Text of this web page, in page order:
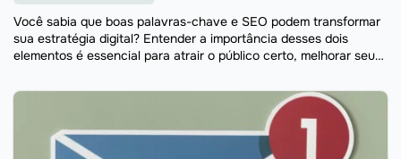
Você sabia que boas palavras-chave e SEO podem transformar
sua estratégia digital? Entender a importância desses dois
elementos é essencial para atrair o público certo, melhorar seu
online. ...